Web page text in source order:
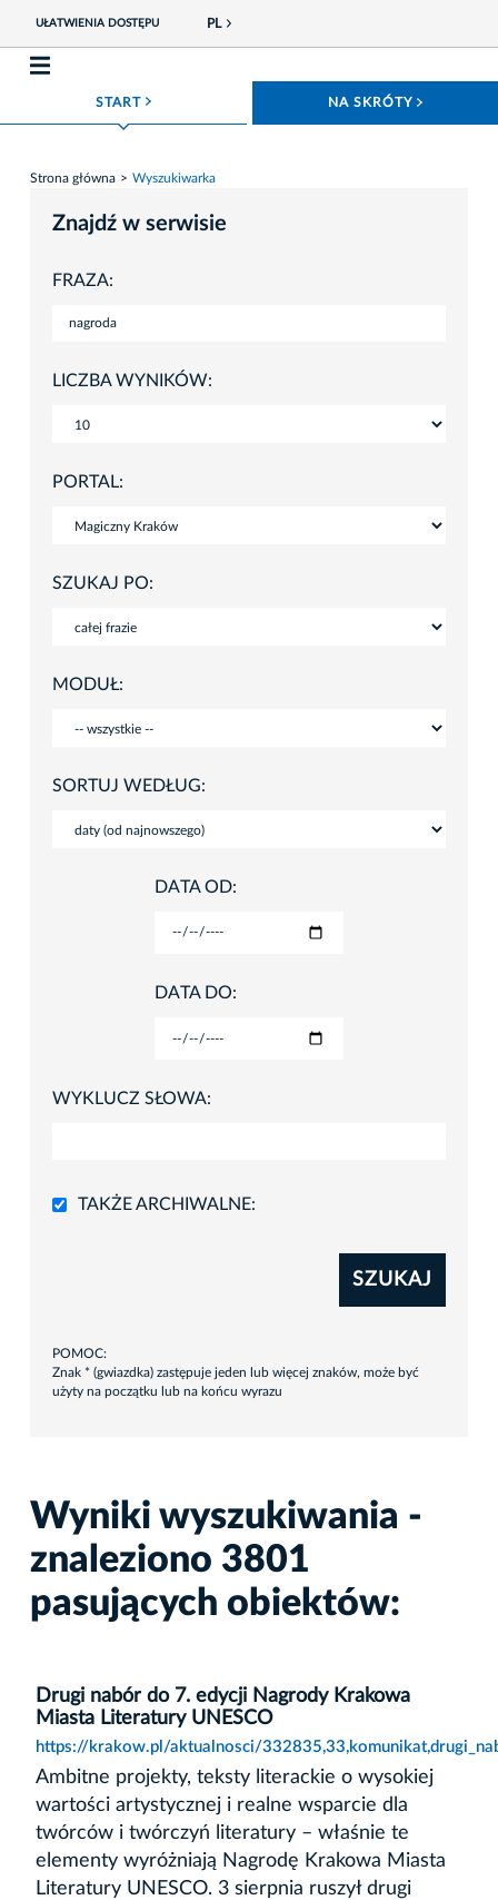
UŁATWIENIA DOSTĘPU PL
START ROZWIŃ MENU NA SKRÓTY
Strona główna Wyszukiwarka
Znajdź w serwisie
FRAZA:
LICZBA WYNIKÓW:
PORTAL:
SZUKAJ PO:
MODUŁ:
SORTUJ WEDŁUG:
DATA OD:
DATA DO:
WYKLUCZ SŁOWA:
TAKŻE ARCHIWALNE:
SZUKAJ
POMOC:
Znak * (gwiazdka) zastępuje jeden lub więcej znaków, może być
użyty na początku lub na końcu wyrazu
Wyniki wyszukiwania -
znaleziono 3801
pasujących obiektów:
Drugi nabór do 7. edycji Nagrody Krakowa
Miasta Literatury UNESCO
https://krakow.pl/aktualnosci/
Ambitne projekty, teksty literackie o wysokiej
wartości artystycznej i realne wsparcie dla
twórców i twórczyń literatury – właśnie te
elementy wyróżniają Nagrodę Krakowa Miasta
Literatury UNESCO. 3 sierpnia ruszył drugi